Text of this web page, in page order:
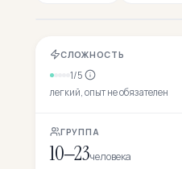
СЛОЖНОСТЬ
1/5
легкий, опыт не обязателен
ГРУППА
10–23человека